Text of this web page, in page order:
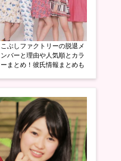
こぶしファクトリーの脱退メ
ンバーと理由や人気順とカラ
ーまとめ！彼氏情報まとめも